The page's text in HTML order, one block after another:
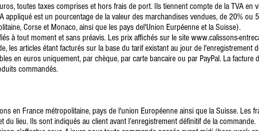
toutes taxes comprises et hors frais de port. Ils tiennent compte de la TVA en
appliqué est un pourcentage de la valeur des marchandises vendues, de 20% ou
Corse et Monaco, ainsi que les pays del'Union Eurpéenne et la Suisse).
à tout moment et sans préavis. Les prix affichés sur le site www.calissons-
les articles étant facturés sur la base du tarif existant au jour de l'enregistrement
en euros uniquement, par chèque, par carte bancaire ou par PayPal. La facture
commandés.
en France métropolitaine, pays de l'union Européenne ainsi que la Suisse. Les
lieu. Ils sont indiqués au client avant l’enregistrement définitif de la commande.